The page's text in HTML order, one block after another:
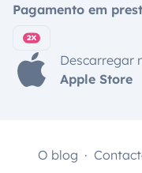
Pagamento em
Descarregar
Apple Store
O blog